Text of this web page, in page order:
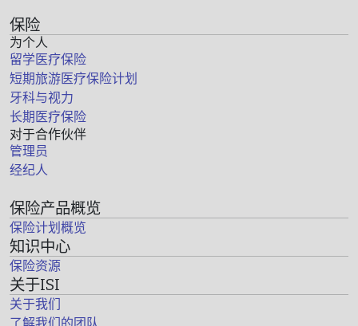
保险
为个人
留学医疗保险
短期旅游医疗保险计划
牙科与视力
长期医疗保险
对于合作伙伴
管理员
经纪人
保险产品概览
保险计划概览
知识中心
保险资源
关于ISI
关于我们